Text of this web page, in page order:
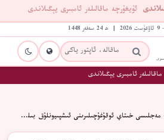
ئۇيغۇرچە ماقالىلەر ئامبىرى يېڭىلاندى
ئامبىرى يېڭىلاندى
ﻣﻪﺟﻠﯩﺴﻰ ﺧﯩﺘﺎﻱ ﺋﻮﻗﯘﻏﯘﭼﯩﻠﯩﺮﯨﻨﻰ ﺋﯩﺸﭙﯩﻴﻮﻧﻠﯘﻕ ﺑﯩﻠ…